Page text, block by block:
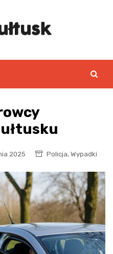
2025 Policja, Wypadki